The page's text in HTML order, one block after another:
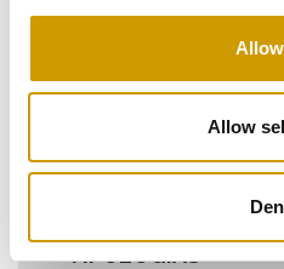
Allow
TIPOLOGÍAS